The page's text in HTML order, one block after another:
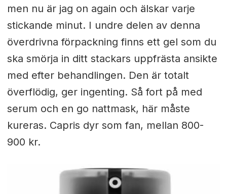
men nu är jag on again och älskar varje
stickande minut. I undre delen av denna
överdrivna förpackning finns ett gel som du
ska smörja in ditt stackars uppfrästa ansikte
med efter behandlingen. Den är totalt
överflödig, ger ingenting. Så fort på med
serum och en go nattmask, här måste
kureras. Capris dyr som fan, mellan 800-
900 kr.